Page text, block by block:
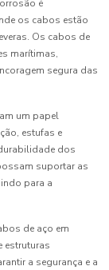
é
os cabos estão
Os cabos de
marítimas,
segura das
um papel
estufas e
dos
suportar as
para a
de aço em
estruturas
a segurança e a